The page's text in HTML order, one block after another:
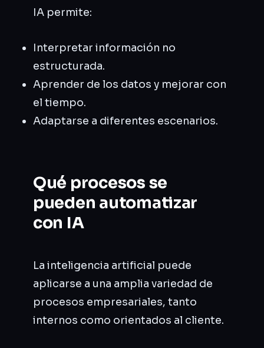
IA permite:
Interpretar información no
estructurada.
Aprender de los datos y mejorar con
el tiempo.
Adaptarse a diferentes escenarios.
Qué procesos se
pueden automatizar
con IA
La inteligencia artificial puede
aplicarse a una amplia variedad de
procesos empresariales, tanto
internos como orientados al cliente.